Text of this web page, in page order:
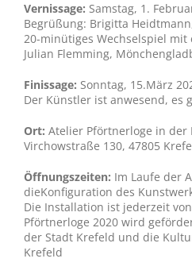
Vernissage: Samstag, 1.
Begrüßung: Brigitta
20-minütiges Wechselspiel
Julian Flemming,
Finissage: Sonntag, 15.März
Der Künstler ist anwesend, es
Ort: Atelier Pförtnerloge in der
Virchowstraße 130, 47805
Öffnungszeiten: Im Laufe der
dieKonfiguration des
Die Installation ist jederzeit
Pförtnerloge 2020 wird
der Stadt Krefeld und die
Krefeld